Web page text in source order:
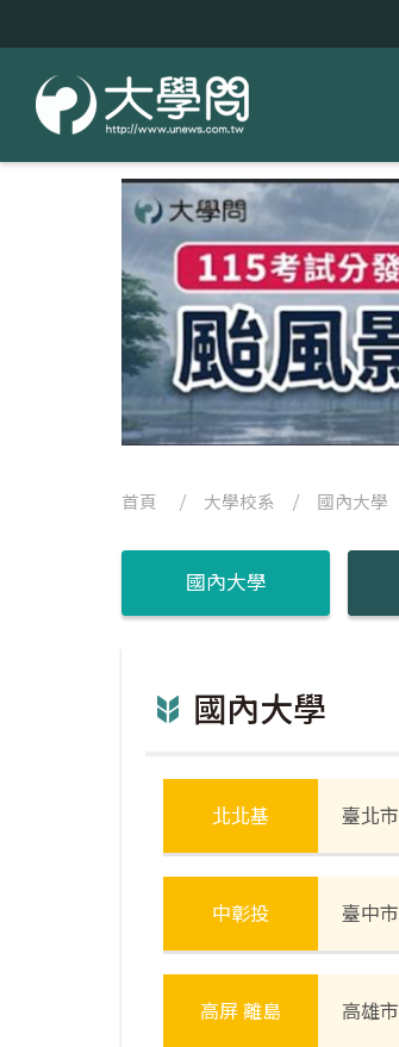
首頁 / 大學校系 / 國內大學
國內大學
國內大學
北北基 臺北市
中彰投 臺中市
高屏 離島 高雄市